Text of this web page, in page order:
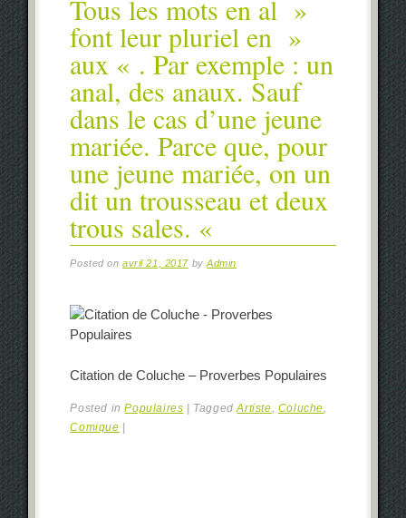
Tous les mots en al »
font leur pluriel en »
aux « . Par exemple : un
anal, des anaux. Sauf
dans le cas d’une jeune
mariée. Parce que, pour
une jeune mariée, on un
dit un trousseau et deux
trous sales. «
Posted onavril 21, 2017 byAdmin
Citation de Coluche – Proverbes Populaires
Posted inPopulaires | TaggedArtiste Coluche
Comique |